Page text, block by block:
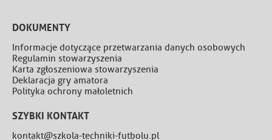
DOKUMENTY
Informacje dotyczące przetwarzania danych osobowych
Regulamin stowarzyszenia
Karta zgłoszeniowa stowarzyszenia
Deklaracja gry amatora
Polityka ochrony małoletnich
SZYBKI KONTAKT
kontakt@szkola-techniki-futbolu.pl